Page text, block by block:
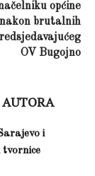
općine
brutalnih
OV Bugojno
i